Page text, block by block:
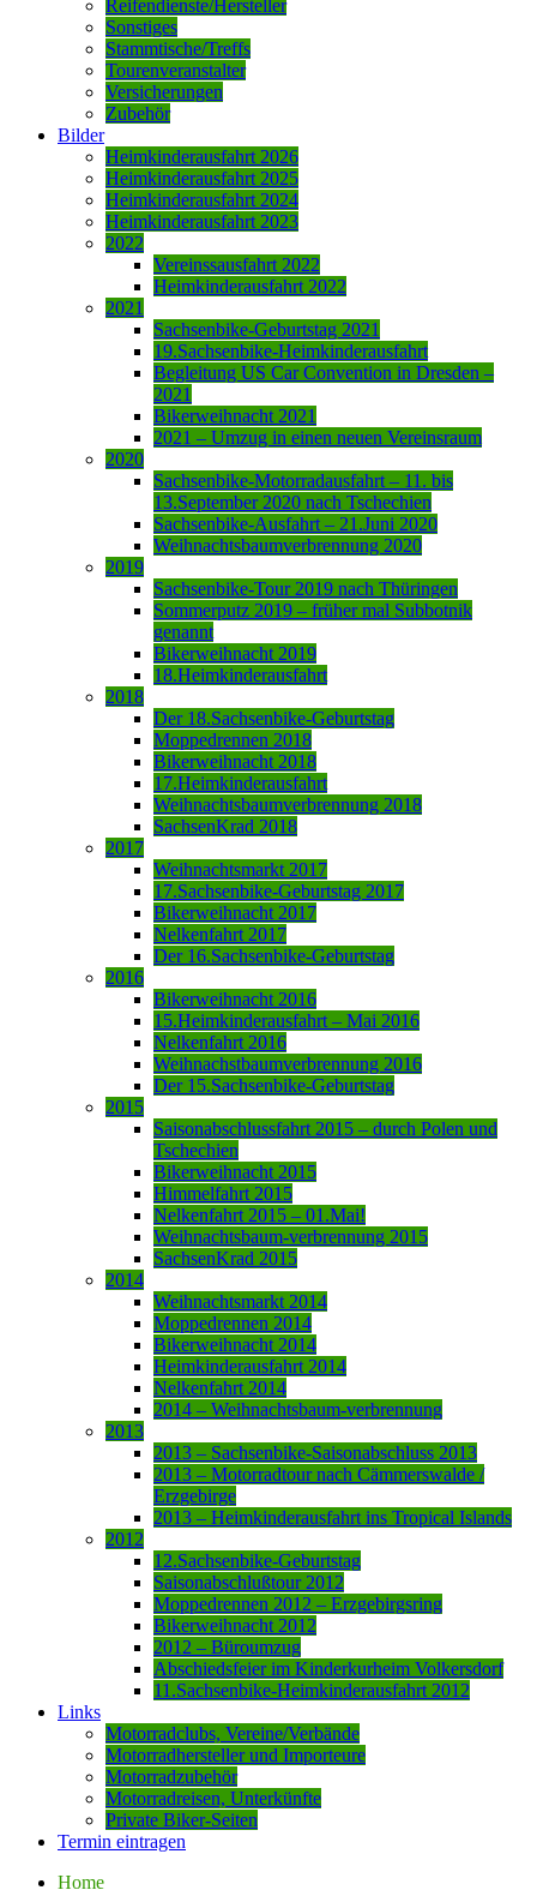
Reifendienste/Hersteller
Sonstiges
Stammtische/Treffs
Tourenveranstalter
Versicherungen
Zubehör
Bilder
Heimkinderausfahrt 2026
Heimkinderausfahrt 2025
Heimkinderausfahrt 2024
Heimkinderausfahrt 2023
2022
Vereinssausfahrt 2022
Heimkinderausfahrt 2022
2021
Sachsenbike-Geburtstag 2021
19.Sachsenbike-Heimkinderausfahrt
Begleitung US Car Convention in Dresden –
2021
Bikerweihnacht 2021
2021 – Umzug in einen neuen Vereinsraum
2020
Sachsenbike-Motorradausfahrt – 11. bis
13.September 2020 nach Tschechien
Sachsenbike-Ausfahrt – 21.Juni 2020
Weihnachtsbaumverbrennung 2020
2019
Sachsenbike-Tour 2019 nach Thüringen
Sommerputz 2019 – früher mal Subbotnik
genannt
Bikerweihnacht 2019
18.Heimkinderausfahrt
2018
Der 18.Sachsenbike-Geburtstag
Moppedrennen 2018
Bikerweihnacht 2018
17.Heimkinderausfahrt
Weihnachtsbaumverbrennung 2018
SachsenKrad 2018
2017
Weihnachtsmarkt 2017
17.Sachsenbike-Geburtstag 2017
Bikerweihnacht 2017
Nelkenfahrt 2017
Der 16.Sachsenbike-Geburtstag
2016
Bikerweihnacht 2016
15.Heimkinderausfahrt – Mai 2016
Nelkenfahrt 2016
Weihnachstbaumverbrennung 2016
Der 15.Sachsenbike-Geburtstag
2015
Saisonabschlussfahrt 2015 – durch Polen und
Tschechien
Bikerweihnacht 2015
Himmelfahrt 2015
Nelkenfahrt 2015 – 01.Mai!
Weihnachtsbaum-verbrennung 2015
SachsenKrad 2015
2014
Weihnachtsmarkt 2014
Moppedrennen 2014
Bikerweihnacht 2014
Heimkinderausfahrt 2014
Nelkenfahrt 2014
2014 – Weihnachtsbaum-verbrennung
2013
2013 – Sachsenbike-Saisonabschluss 2013
2013 – Motorradtour nach Cämmerswalde /
Erzgebirge
2013 – Heimkinderausfahrt ins Tropical Islands
2012
12.Sachsenbike-Geburtstag
Saisonabschlußtour 2012
Moppedrennen 2012 – Erzgebirgsring
Bikerweihnacht 2012
2012 – Büroumzug
Abschiedsfeier im Kinderkurheim Volkersdorf
11.Sachsenbike-Heimkinderausfahrt 2012
Links
Motorradclubs, Vereine/Verbände
Motorradhersteller und Importeure
Motorradzubehör
Motorradreisen, Unterkünfte
Private Biker-Seiten
Termin eintragen
Home